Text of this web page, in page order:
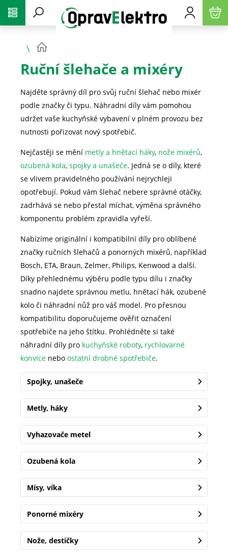
Ruční šlehače a mixéry
Najděte správný díl pro svůj ruční šlehač nebo mixér
podle značky či typu. Náhradní díly vám pomohou
udržet vaše kuchyňské vybavení v plném provozu bez
nutnosti pořizovat nový spotřebič.
Nejčastěji se mění metly a hnětací háky, nože mixérů,
ozubená kola, spojky a unašeče. Jedná se o díly, které
se vlivem pravidelného používání nejrychleji
opotřebují. Pokud vám šlehač nebere správné otáčky,
zadrhává se nebo přestal míchat, výměna správného
komponentu problém zpravidla vyřeší.
Nabízíme originální i kompatibilní díly pro oblíbené
značky ručních šlehačů a ponorných mixérů, například
Bosch, ETA, Braun, Zelmer, Philips, Kenwood a další.
Díky přehlednému výběru podle typu dílu i značky
snadno najdete správnou metlu, hnětací hák, ozubené
kolo či náhradní nůž pro váš model. Pro přesnou
kompatibilitu doporučujeme ověřit označení
spotřebiče na jeho štítku. Prohlédněte si také
náhradní díly pro kuchyňské roboty, rychlovarné
konvice nebo ostatní drobné spotřebiče.
Spojky, unašeče
Metly, háky
Vyhazovače metel
Ozubená kola
Mísy, víka
Ponorné mixéry
Nože, destičky